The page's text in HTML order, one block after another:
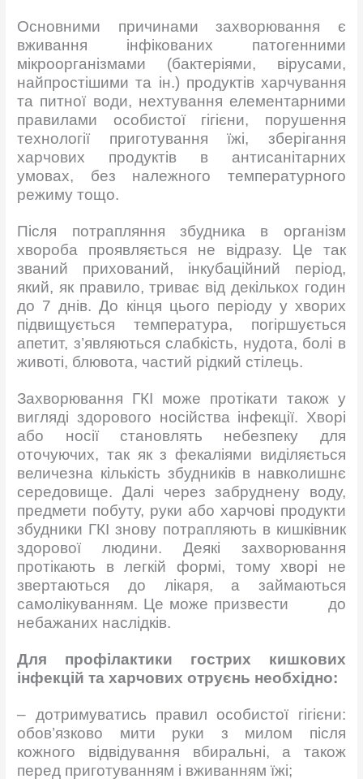
Основними причинами захворювання є
вживання інфікованих патогенними
мікроорганізмами (бактеріями, вірусами,
найпростішими та ін.) продуктів харчування
та питної води, нехтування елементарними
правилами особистої гігієни, порушення
технології приготування їжі, зберігання
харчових продуктів в антисанітарних
умовах, без належного температурного
режиму тощо.
Після потрапляння збудника в організм
хвороба проявляється не відразу. Це так
званий прихований, інкубаційний період,
який, як правило, триває від декількох годин
до 7 днів. До кінця цього періоду у хворих
підвищується температура, погіршується
апетит, з’являються слабкість, нудота, болі в
животі, блювота, частий рідкий стілець.
Захворювання ГКІ може протікати також у
вигляді здорового носійства інфекції. Хворі
або носії становлять небезпеку для
оточуючих, так як з фекаліями виділяється
величезна кількість збудників в навколишнє
середовище. Далі через забруднену воду,
предмети побуту, руки або харчові продукти
збудники ГКІ знову потрапляють в кишківник
здорової людини. Деякі захворювання
протікають в легкій формі, тому хворі не
звертаються до лікаря, а займаються
самолікуванням. Це може призвести до
небажаних наслідків.
Для профілактики гострих кишкових
інфекцій та харчовихотруєнь необхідно:
– дотримуватись правил особистої гігієни:
обов’язково мити руки з милом після
кожного відвідування вбиральні, а також
перед приготуванням і вживанням їжі;